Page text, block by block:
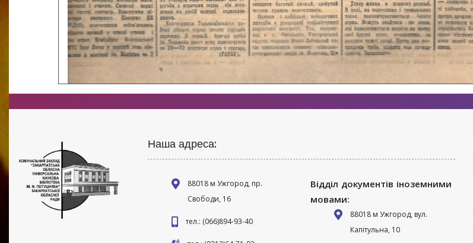
Наша адреса:
88018 м Ужгород, пр.
Свободи, 16
тел.: (066)894-93-40
Відділ документів іноземними
мовами:
88018 м Ужгород, вул.
Капітульна, 10